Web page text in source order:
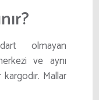
olmayan
ve aynı
Mallar